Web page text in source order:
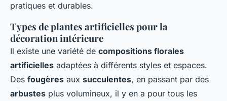
pratiques et durables.
Types de plantes artificielles pour la
décoration intérieure
Il existe une variété de compositions florales
artificielles adaptées à différents styles et espaces.
Des fougères aux succulentes, en passant par des
arbustes plus volumineux, il y en a pour tous les